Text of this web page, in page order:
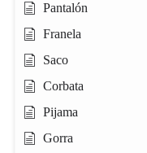
Pantalón
Franela
Saco
Corbata
Pijama
Gorra